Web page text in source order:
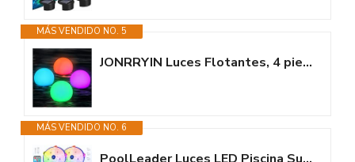
MÁS VENDIDO NO. 5
JONRRYIN Luces Flotantes, 4 piezas Iluminación Piscina, Luz de Piscina LED...
MÁS VENDIDO NO. 6